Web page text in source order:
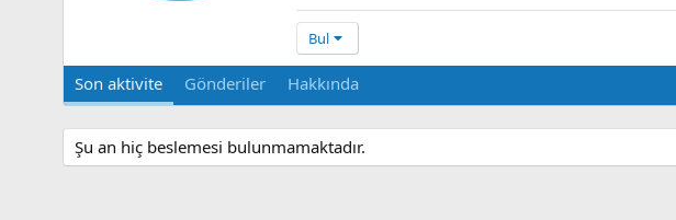
Bul
Son aktivite Gönderiler Hakkında
Şu an hiç beslemesi bulunmamaktadır.